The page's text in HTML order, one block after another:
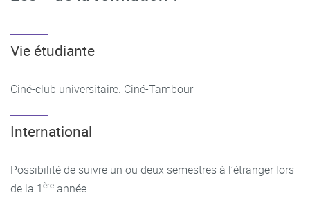
Vie étudiante
Ciné-club universitaire. Ciné-Tambour
International
Possibilité de suivre un ou deux semestres à l’étranger lors
de la 1ère année.